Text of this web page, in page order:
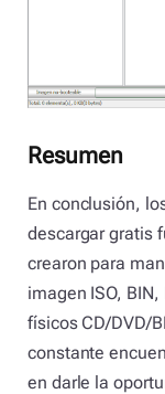
Resumen
En conclusión,
descargar gratis
crearon para
imagen ISO,
físicos CD/DVD/
constante
en darle la